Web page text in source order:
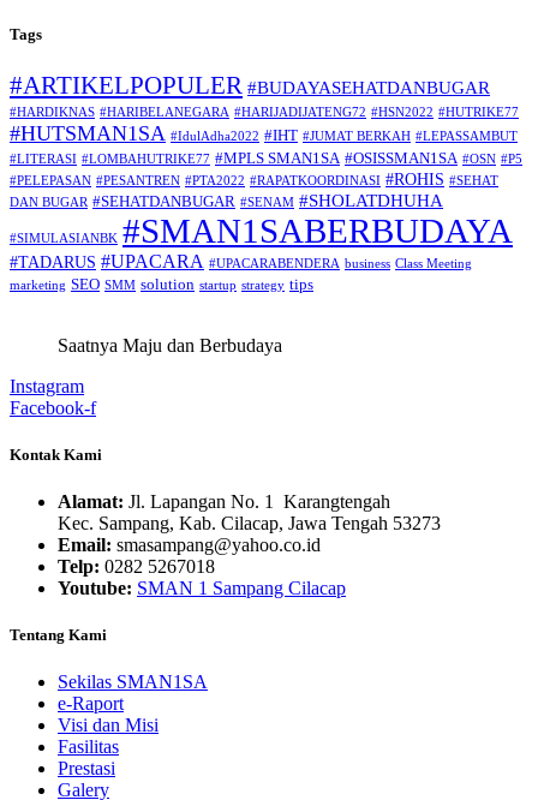
Tags
#ARTIKELPOPULER #BUDAYASEHATDANBUGAR
#HARDIKNAS #HARIBELANEGARA #HARIJADIJATENG72 #HSN2022 #HUTRIKE77
#HUTSMAN1SA #IdulAdha2022 #IHT #JUMAT BERKAH #LEPASSAMBUT
#LITERASI #LOMBAHUTRIKE77 #MPLS SMAN1SA #OSISSMAN1SA #OSN #P5
#PELEPASAN #PESANTREN #PTA2022 #RAPATKOORDINASI #ROHIS #SEHAT
DAN BUGAR #SEHATDANBUGAR #SENAM #SHOLATDHUHA
#SIMULASIANBK #SMAN1SABERBUDAYA
#TADARUS #UPACARA #UPACARABENDERA business Class Meeting
marketing SEO SMM solution startup strategy tips
Saatnya Maju dan Berbudaya
Instagram
Facebook-f
Kontak Kami
Alamat: Jl. Lapangan No. 1 Karangtengah
Kec. Sampang, Kab. Cilacap, Jawa Tengah 53273
Email: smasampang@yahoo.co.id
Telp: 0282 5267018
Youtube: SMAN 1 Sampang Cilacap
Tentang Kami
Sekilas SMAN1SA
e-Raport
Visi dan Misi
Fasilitas
Prestasi
Galery